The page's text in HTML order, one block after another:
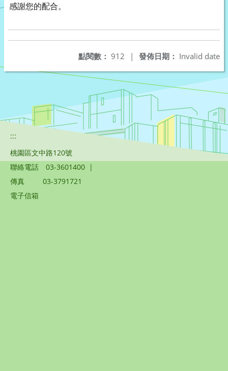
感謝您的配合。
發佈日期： Invalid date
點閱數： 912 |
:::
桃園區文中路120號
聯絡電話
03-3601400 |
傳真
03-3791721
電子信箱